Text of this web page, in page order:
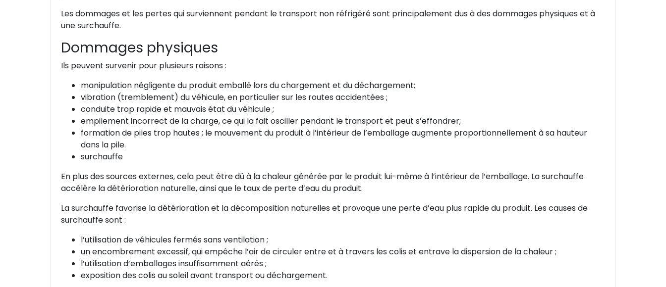
Les dommages et les pertes qui surviennent pendant le transport non réfrigéré sont principalement dus à des dommages physiques et à
une surchauffe.
Dommages physiques
Ils peuvent survenir pour plusieurs raisons :
manipulation négligente du produit emballé lors du chargement et du déchargement;
vibration (tremblement) du véhicule, en particulier sur les routes accidentées ;
conduite trop rapide et mauvais état du véhicule ;
empilement incorrect de la charge, ce qui la fait osciller pendant le transport et peut s’effondrer;
formation de piles trop hautes ; le mouvement du produit à l’intérieur de l’emballage augmente proportionnellement à sa hauteur
dans la pile.
surchauffe
En plus des sources externes, cela peut être dû à la chaleur générée par le produit lui-même à l’intérieur de l’emballage. La surchauffe
accélère la détérioration naturelle, ainsi que le taux de perte d’eau du produit.
La surchauffe favorise la détérioration et la décomposition naturelles et provoque une perte d’eau plus rapide du produit. Les causes de
surchauffe sont :
l’utilisation de véhicules fermés sans ventilation ;
un encombrement excessif, qui empêche l’air de circuler entre et à travers les colis et entrave la dispersion de la chaleur ;
l’utilisation d’emballages insuffisamment aérés ;
exposition des colis au soleil avant transport ou déchargement.